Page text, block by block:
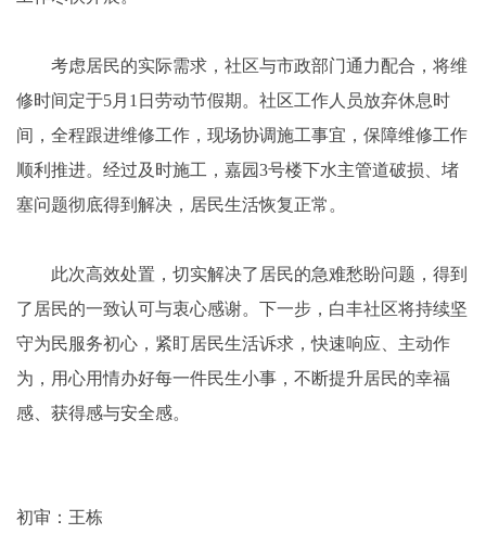
考虑居民的实际需求，社区与市政部门通力配合，将维
修时间定于5月1日劳动节假期。社区工作人员放弃休息时
间，全程跟进维修工作，现场协调施工事宜，保障维修工作
顺利推进。经过及时施工，嘉园3号楼下水主管道破损、堵
塞问题彻底得到解决，居民生活恢复正常。
此次高效处置，切实解决了居民的急难愁盼问题，得到
了居民的一致认可与衷心感谢。下一步，白丰社区将持续坚
守为民服务初心，紧盯居民生活诉求，快速响应、主动作
为，用心用情办好每一件民生小事，不断提升居民的幸福
感、获得感与安全感。
初审：王栋